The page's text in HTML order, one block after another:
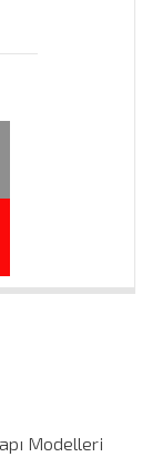
Modelleri